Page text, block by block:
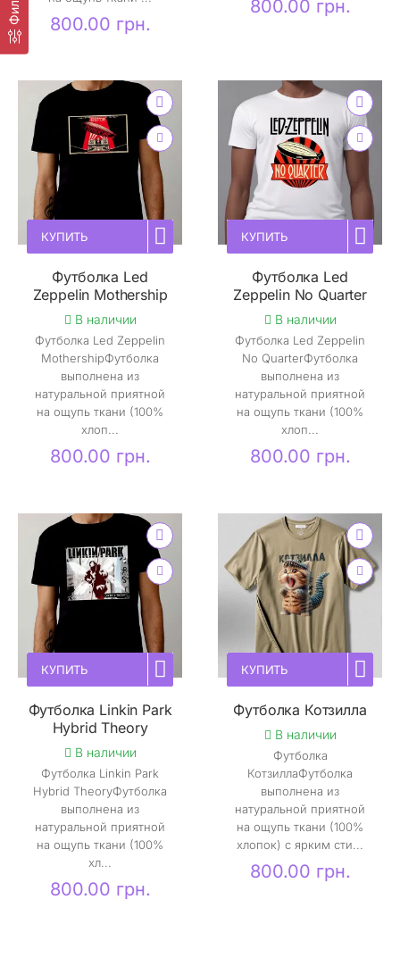
800.00 грн.
800.00 грн.
КУПИТЬ
Футболка Led
Zeppelin Mothership
В наличии
Футболка Led Zeppelin
MothershipФутболка
выполнена из
натуральной приятной
на ощупь ткани (100%
хлоп...
800.00 грн.
КУПИТЬ
Футболка Led
Zeppelin No Quarter
В наличии
Футболка Led Zeppelin
No QuarterФутболка
выполнена из
натуральной приятной
на ощупь ткани (100%
хлоп...
800.00 грн.
КУПИТЬ
Футболка Linkin Park
Hybrid Theory
В наличии
Футболка Linkin Park
Hybrid TheoryФутболка
выполнена из
натуральной приятной
на ощупь ткани (100%
хл...
800.00 грн.
КУПИТЬ
Футболка Котзилла
В наличии
Футболка
КотзиллаФутболка
выполнена из
натуральной приятной
на ощупь ткани (100%
хлопок) с ярким сти...
800.00 грн.